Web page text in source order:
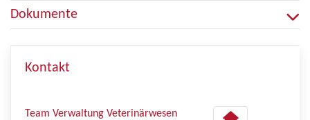
Dokumente
Kontakt
Team Verwaltung Veterinärwesen